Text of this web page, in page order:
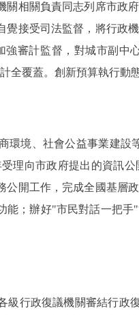
關相關負責同志列席市政
覺接受司法監督，將行政
強審計監督，對城市副
全覆蓋。創新預算執行動
境、社會公益事業建設
理向市政府提出的資訊
公開工作，完成全國基層
能；辦好"市民對話一把
政復議機關審結行政復